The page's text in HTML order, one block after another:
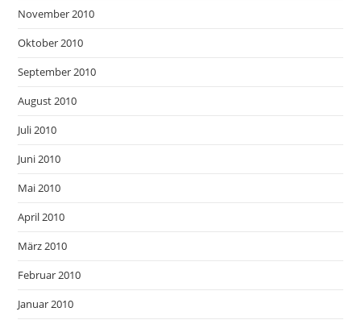
November 2010
Oktober 2010
September 2010
August 2010
Juli 2010
Juni 2010
Mai 2010
April 2010
März 2010
Februar 2010
Januar 2010